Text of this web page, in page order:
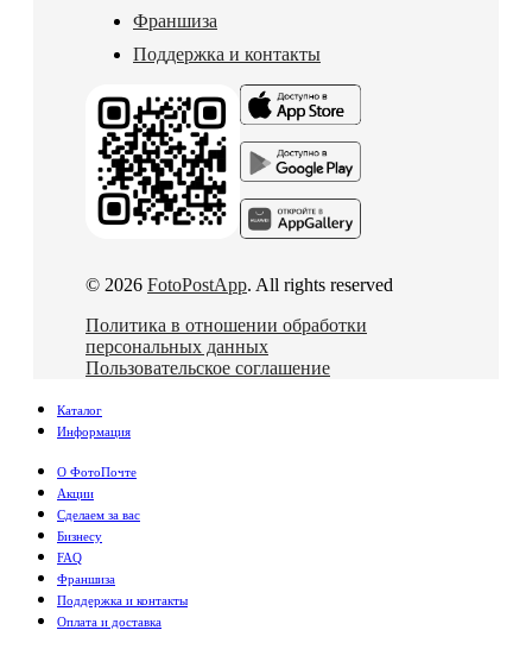
Франшиза
Поддержка и контакты
© 2026 FotoPostApp. All rights reserved
Политика в отношении обработки
персональных данных
Пользовательское соглашение
Каталог
Информация
О ФотоПочте
Акции
Сделаем за вас
Бизнесу
FAQ
Франшиза
Поддержка и контакты
Оплата и доставка